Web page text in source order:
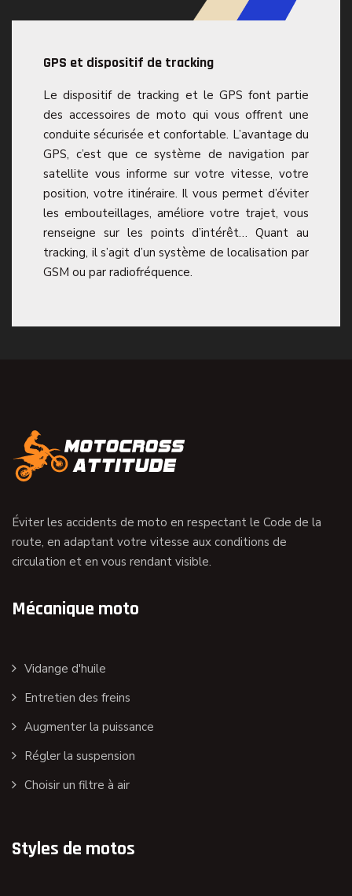
GPS et dispositif de tracking
Le dispositif de tracking et le GPS font partie
des accessoires de moto qui vous offrent une
conduite sécurisée et confortable. L’avantage du
GPS, c’est que ce système de navigation par
satellite vous informe sur votre vitesse, votre
position, votre itinéraire. Il vous permet d’éviter
les embouteillages, améliore votre trajet, vous
renseigne sur les points d’intérêt… Quant au
tracking, il s’agit d’un système de localisation par
GSM ou par radiofréquence.
Éviter les accidents de moto en respectant le Code de la
route, en adaptant votre vitesse aux conditions de
circulation et en vous rendant visible.
Mécanique moto
Vidange d'huile
Entretien des freins
Augmenter la puissance
Régler la suspension
Choisir un filtre à air
Styles de motos